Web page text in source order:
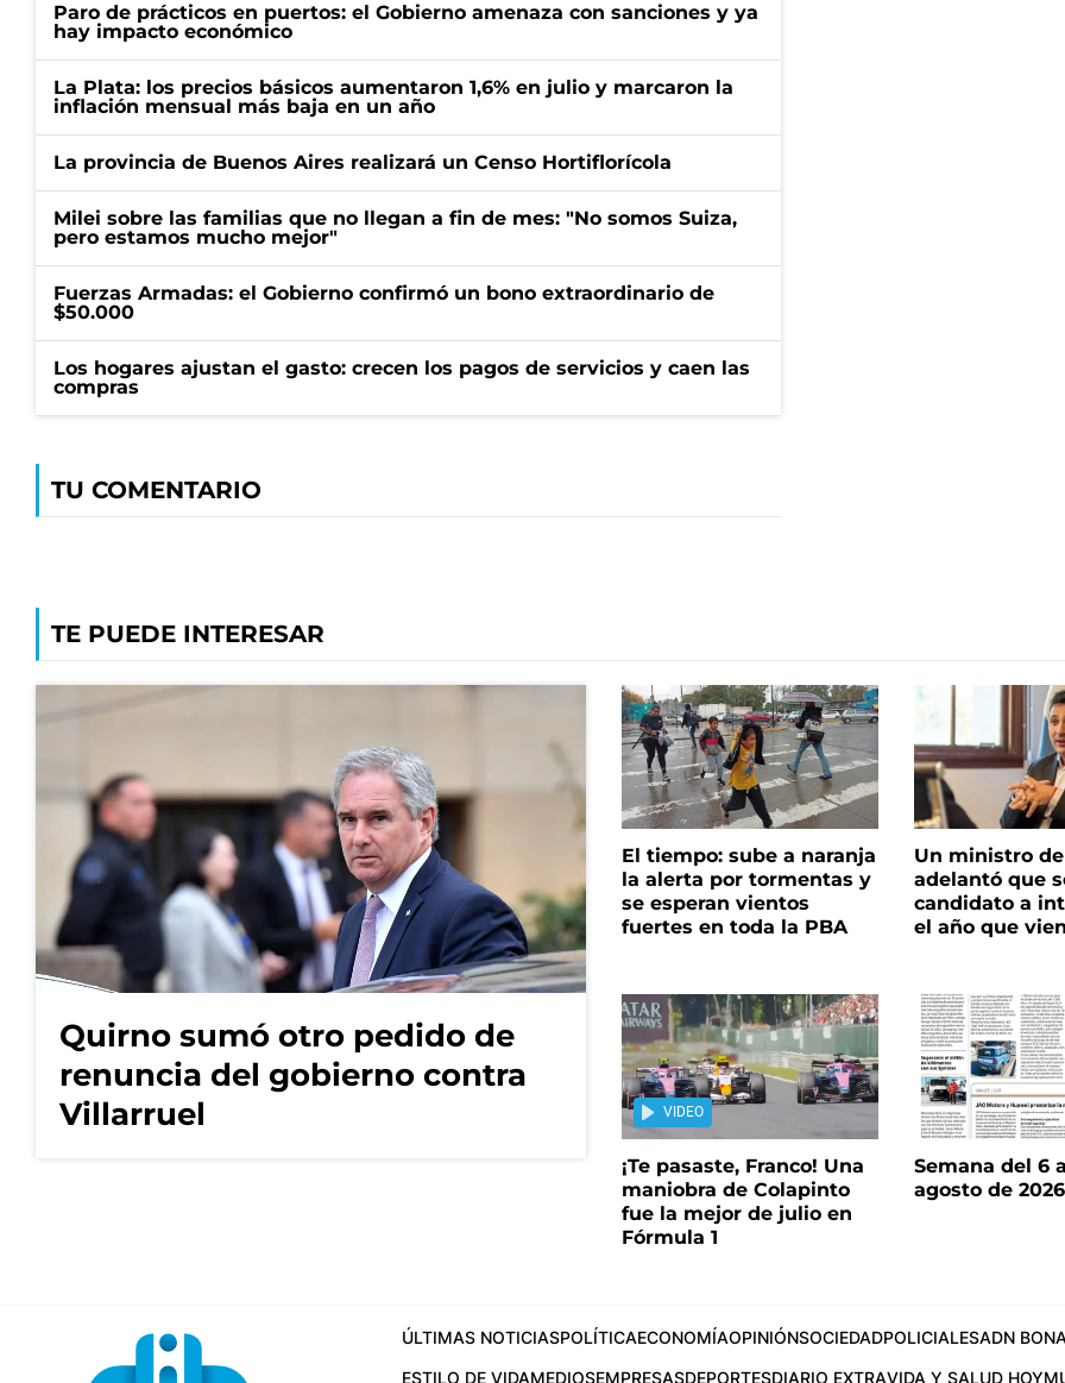
Paro de prácticos en puertos: el Gobierno amenaza con sanciones y ya
hay impacto económico
La Plata: los precios básicos aumentaron 1,6% en julio y marcaron la
inflación mensual más baja en un año
La provincia de Buenos Aires realizará un Censo Hortiflorícola
Milei sobre las familias que no llegan a fin de mes: "No somos Suiza,
pero estamos mucho mejor"
Fuerzas Armadas: el Gobierno confirmó un bono extraordinario de
$50.000
Los hogares ajustan el gasto: crecen los pagos de servicios y caen las
compras
TU COMENTARIO
TE PUEDE INTERESAR
Quirno sumó otro pedido de
renuncia del gobierno contra
Villarruel
El tiempo: sube a naranja
la alerta por tormentas y
se esperan vientos
fuertes en toda la PBA
Un ministro
adelantó que
candidato a
el año que
VIDEO
¡Te pasaste, Franco! Una
maniobra de Colapinto
fue la mejor de julio en
Fórmula 1
Semana del 6
agosto de 2026
ÚLTIMAS NOTICIASPOLÍTICAECONOMÍAOPINIÓNSOCIEDADPOLICIALESADN
ESTILO DE VIDAMEDIOSEMPRESASDEPORTESDIARIO EXTRAVIDA Y SALUD HOY